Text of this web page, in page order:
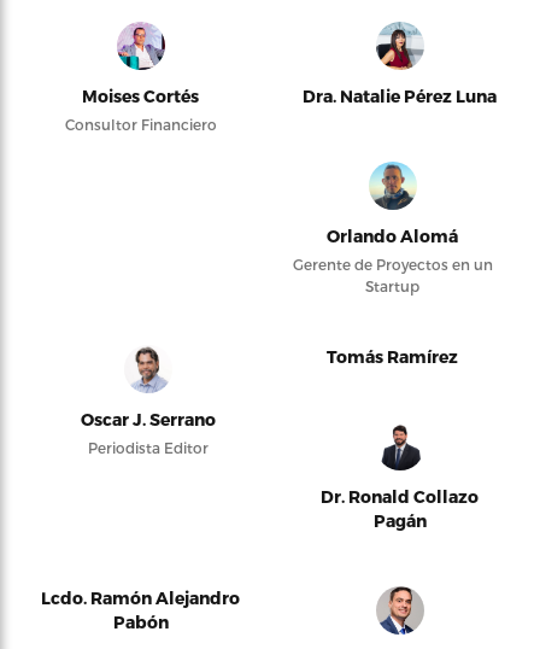
Moises Cortés
Consultor Financiero
Dra. Natalie Pérez Luna
Orlando Alomá
Gerente de Proyectos en un
Startup
Oscar J. Serrano
Periodista Editor
Tomás Ramírez
Dr. Ronald Collazo
Pagán
Lcdo. Ramón Alejandro
Pabón